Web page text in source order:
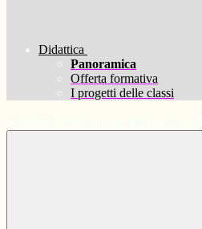
Didattica
Panoramica
Offerta formativa
I progetti delle classi